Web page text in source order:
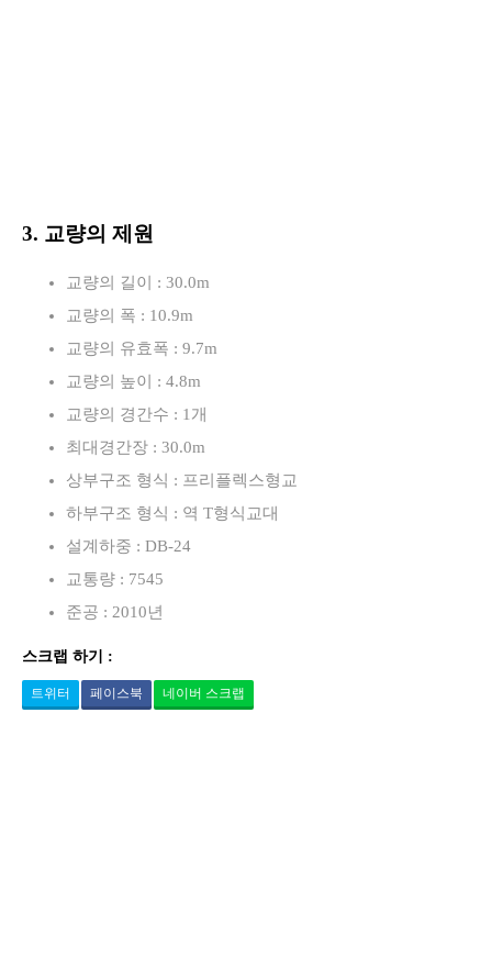
3. 교량의 제원
교량의 길이 : 30.0m
교량의 폭 : 10.9m
교량의 유효폭 : 9.7m
교량의 높이 : 4.8m
교량의 경간수 : 1개
최대경간장 : 30.0m
상부구조 형식 : 프리플렉스형교
하부구조 형식 : 역 T형식교대
설계하중 : DB-24
교통량 : 7545
준공 : 2010년
스크랩 하기 :
트위터 페이스북 네이버 스크랩